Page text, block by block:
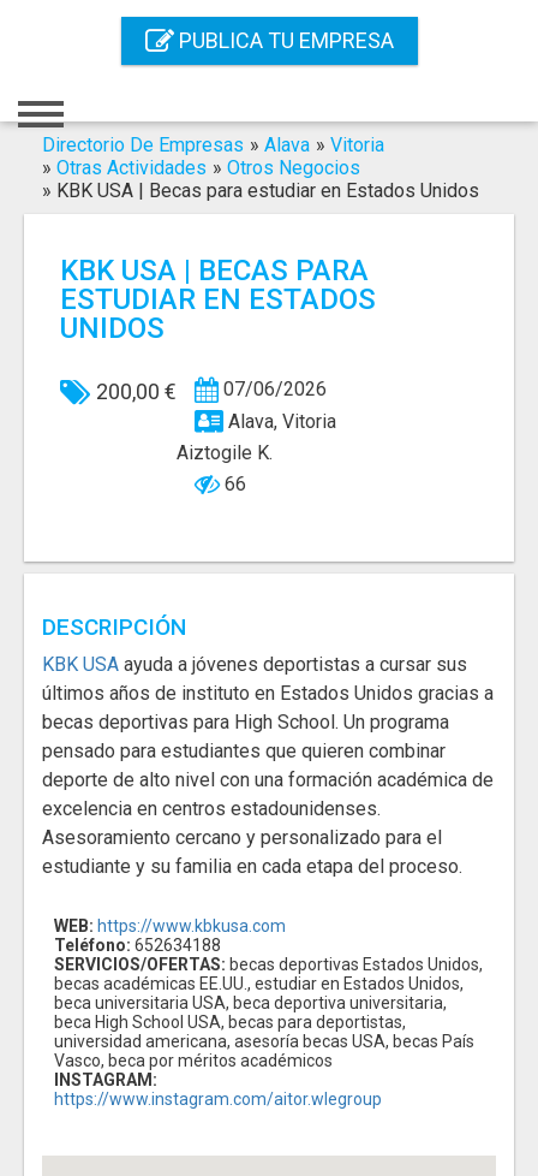
PUBLICA TU EMPRESA
Registro
Contacto
Servicios SEO
Directorio De Empresas » Alava » Vitoria
» Otras Actividades » Otros Negocios
» KBK USA | Becas para estudiar en Estados Unidos
KBK USA | BECAS PARA
ESTUDIAR EN ESTADOS
UNIDOS
200,00 €
07/06/2026
Alava, Vitoria
Aiztogile K.
66
DESCRIPCIÓN
KBK USA ayuda a jóvenes deportistas a cursar sus
últimos años de instituto en Estados Unidos gracias a
becas deportivas para High School. Un programa
pensado para estudiantes que quieren combinar
deporte de alto nivel con una formación académica de
excelencia en centros estadounidenses.
Asesoramiento cercano y personalizado para el
estudiante y su familia en cada etapa del proceso.
WEB: https://www.kbkusa.com
Teléfono: 652634188
SERVICIOS/OFERTAS: becas deportivas Estados Unidos,
becas académicas EE.UU., estudiar en Estados Unidos,
beca universitaria USA, beca deportiva universitaria,
beca High School USA, becas para deportistas,
universidad americana, asesoría becas USA, becas País
Vasco, beca por méritos académicos
INSTAGRAM:
https://www.instagram.com/aitor.wlegroup